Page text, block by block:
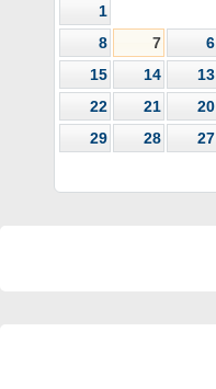
1
6
7
8
13
14
15
20
21
22
27
28
29